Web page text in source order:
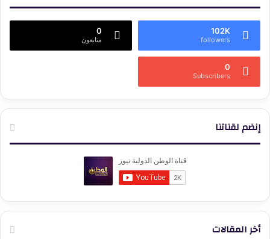
102K
followers
0
متابعون
0
Subscribers
إنضم لقناتنا
أخر المقالات